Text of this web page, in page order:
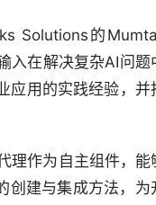
Solutions的
入在解决复杂AI问题
应用的实践经验，并
理作为自主组件，能
创建与集成方法，为